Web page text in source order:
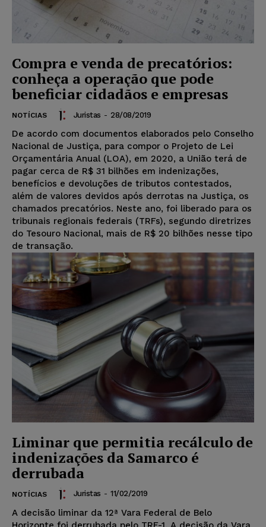
Compra e venda de precatórios:
conheça a operação que pode
beneficiar cidadãos e empresas
NOTÍCIAS Juristas - 28/08/2019
De acordo com documentos elaborados pelo Conselho
Nacional de Justiça, para compor o Projeto de Lei
Orçamentária Anual (LOA), em 2020, a União terá de
pagar cerca de R$ 31 bilhões em indenizações,
benefícios e devoluções de tributos contestados,
além de valores devidos após derrotas na Justiça, os
chamados precatórios. Neste ano, foi liberado para os
tribunais regionais federais (TRFs), segundo diretrizes
do Tesouro Nacional, mais de R$ 20 bilhões nesse tipo
de transação.
Liminar que permitia recálculo de
indenizações da Samarco é
derrubada
NOTÍCIAS Juristas - 11/02/2019
A decisão liminar da 12ª Vara Federal de Belo